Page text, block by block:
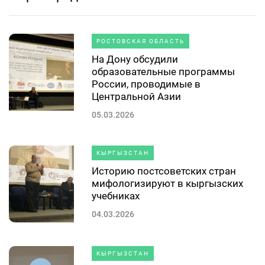
РОСТОВСКАЯ ОБЛАСТЬ
На Дону обсудили
образовательные программы
России, проводимые в
Центральной Азии
05.03.2026
КЫРГЫЗСТАН
Историю постсоветских стран
мифологизируют в кыргызских
учебниках
04.03.2026
КЫРГЫЗСТАН